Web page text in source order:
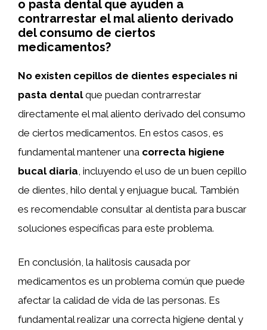
o pasta dental que ayuden a
contrarrestar el mal aliento derivado
del consumo de ciertos
medicamentos?
No existen cepillos de dientes especiales ni
pasta dentalque puedan contrarrestar
directamente el mal aliento derivado del consumo
de ciertos medicamentos. En estos casos, es
fundamental mantener una correcta higiene
bucal diaria , incluyendo el uso de un buen cepillo
de dientes, hilo dental y enjuague bucal. También
es recomendable consultar al dentista para buscar
soluciones específicas para este problema.
En conclusión, la halitosis causada por
medicamentos es un problema común que puede
afectar la calidad de vida de las personas. Es
fundamental realizar una correcta higiene dental y